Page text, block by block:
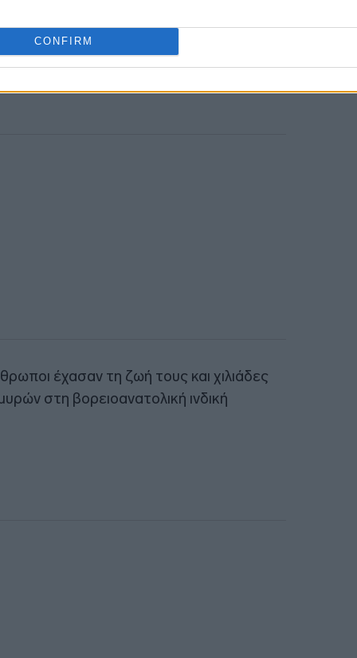
CONFIRM
Εκατοντάδες άνθρωποι χάνουν τη ζωή
και κεραυνών κάθε χρόνο στην
μουσώνα, που συνήθως αρχίζει στα
Σεπτεμβρίου.
έχασαν τη ζωή τους και χιλιάδες
στη βορειοανατολική ινδική